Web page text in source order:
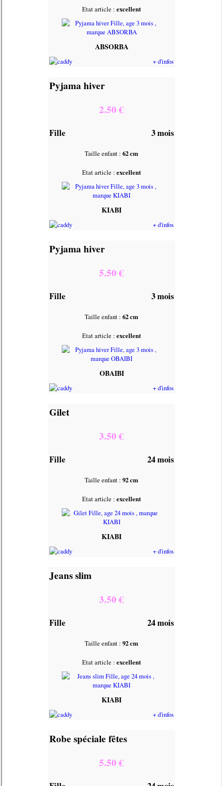
Etat article : excellent
ABSORBA
+ d'infos
Pyjama hiver
2.50 €
Fille 3 mois
Taille enfant : 62 cm
Etat article : excellent
KIABI
+ d'infos
Pyjama hiver
5.50 €
Fille 3 mois
Taille enfant : 62 cm
Etat article : excellent
OBAIBI
+ d'infos
Gilet
3.50 €
Fille 24 mois
Taille enfant : 92 cm
Etat article : excellent
KIABI
+ d'infos
Jeans slim
3.50 €
Fille 24 mois
Taille enfant : 92 cm
Etat article : excellent
KIABI
+ d'infos
Robe spéciale fêtes
5.50 €